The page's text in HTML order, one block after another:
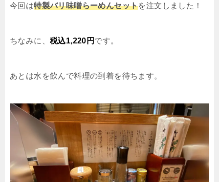
今回は特製バリ味噌らーめんセットを注文しました！
ちなみに、 税込1,220 円 です。
あとは水を飲んで料理の到着を待ちます。